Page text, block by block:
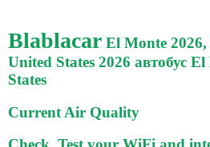
Blablacar El Monte 2026,
United States 2026 автобус
States
Current Air Quality